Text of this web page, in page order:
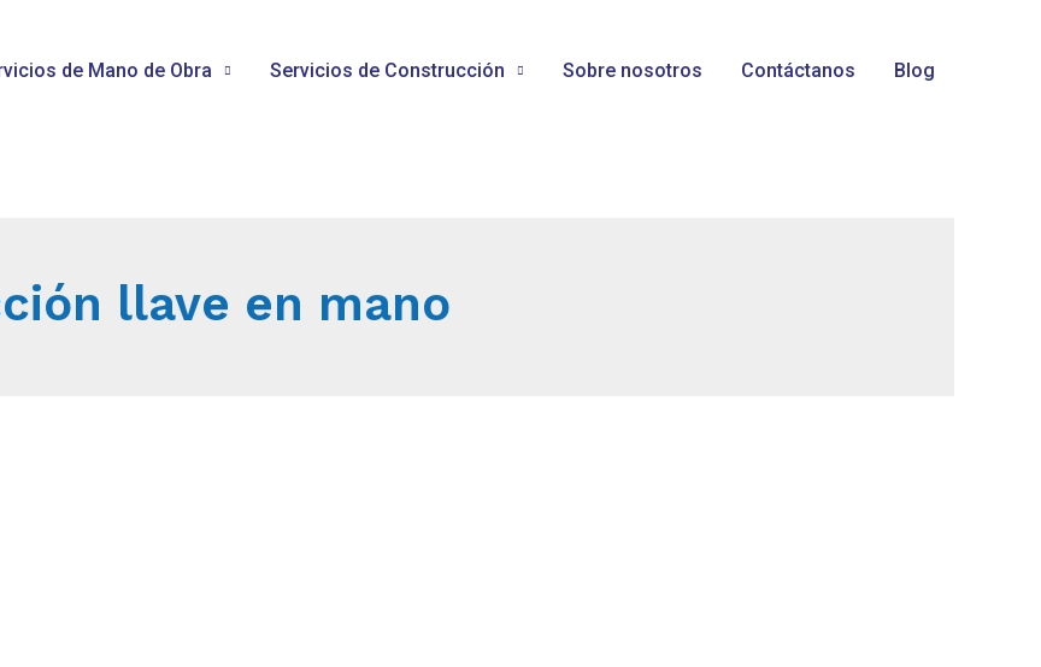
de Mano de Obra Servicios de Construcción Sobre nosotros Contáctanos Blog
llave en mano